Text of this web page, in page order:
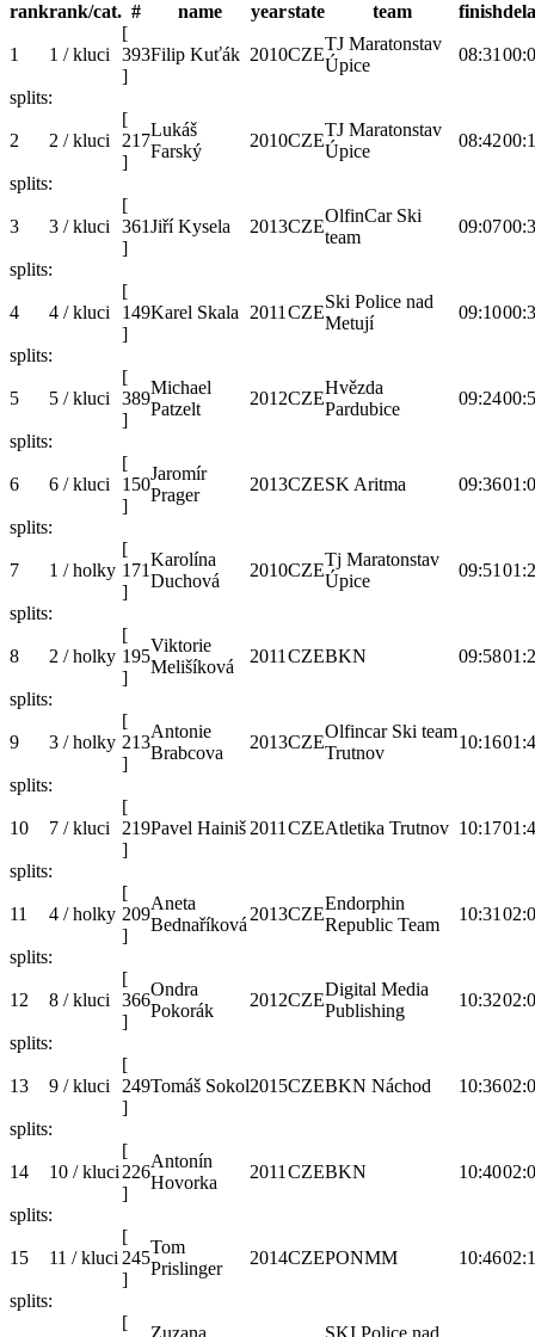
rankrank/cat. # name yearstate team finish
1 1 / kluci
[
393
]
Filip Kuťák 2010CZE
TJ Maratonstav
Úpice
08:31
splits:
2 2 / kluci
[
217
]
Lukáš
Farský
2010CZE
TJ Maratonstav
Úpice
08:42
splits:
3 3 / kluci
[
361
]
Jiří Kysela 2013CZE
OlfinCar Ski
team
09:07
splits:
4 4 / kluci
[
149
]
Karel Skala 2011 CZE
Ski Police nad
Metují
09:10
splits:
5 5 / kluci
[
389
]
Michael
Patzelt
2012CZE
Hvězda
Pardubice
09:24
splits:
6 6 / kluci
[
150
]
Jaromír
Prager
2013CZESK Aritma 09:36
splits:
7 1 / holky
[
171
]
Karolína
Duchová
2010CZE
Tj Maratonstav
Úpice
09:51
splits:
8 2 / holky
[
195
]
Viktorie
Melišíková
2011 CZEBKN 09:58
splits:
9 3 / holky
[
213
]
Antonie
Brabcova
2013CZE
Olfincar Ski team
Trutnov
10:16
splits:
10 7 / kluci
[
219
]
Pavel Hainiš 2011 CZEAtletika Trutnov 10:17
splits:
11 4 / holky
[
209
]
Aneta
Bednaříková
2013CZE
Endorphin
Republic Team
10:31
splits:
12 8 / kluci
[
366
]
Ondra
Pokorák
2012CZE
Digital Media
Publishing
10:32
splits:
13 9 / kluci
[
249
]
Tomáš Sokol2015CZEBKN Náchod 10:36
splits:
14 10 / kluci
[
226
]
Antonín
Hovorka
2011 CZEBKN 10:40
splits:
15 11 / kluci
[
245
]
Tom
Prislinger
2014CZEPONMM 10:46
splits:
[